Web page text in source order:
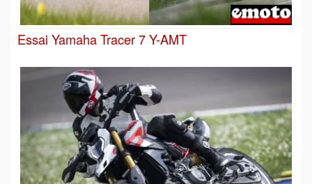
Essai Yamaha Tracer 7 Y-AMT